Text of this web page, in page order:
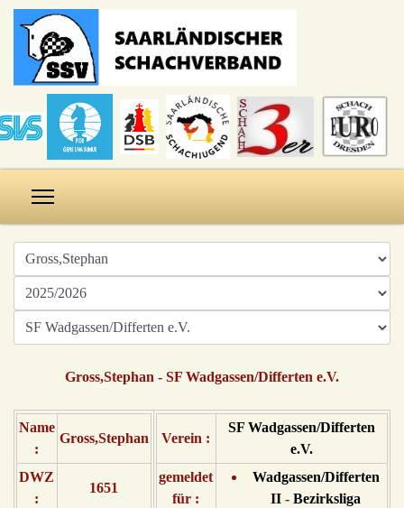
Gross,Stephan - SF Wadgassen/Differten e.V.
Name
:
Gross,Stephan
DWZ
:
1651
Verein :
SF Wadgassen/Differten
e.V.
gemeldet
für :
Wadgassen/Differten
II -Bezirksliga